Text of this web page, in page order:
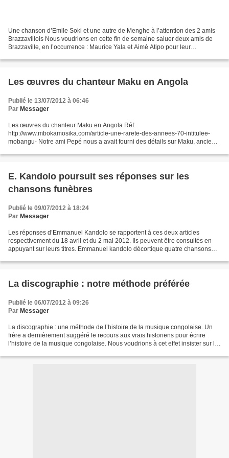
Une chanson d’Emile Soki et une autre de Menghe à l’attention des 2 amis
Brazzavillois Nous voudrions en cette fin de semaine saluer deux amis de
Brazzaville, en l’occurrence : Maurice Yala et Aimé Atipo pour leur
Les œuvres du chanteur Maku en Angola
Publié le 13/07/2012 à 06:46
Par Messager
Les œuvres du chanteur Maku en Angola Réf:
http://www.mbokamosika.com/article-une-rarete-des-annees-70-intitulee-
mobangu- Notre ami Pepé nous a avait fourni des détails sur Maku, ancien
E. Kandolo poursuit ses réponses sur les
chansons funèbres
Publié le 09/07/2012 à 18:24
Par Messager
Les réponses d’Emmanuel Kandolo se rapportent à ces deux articles
respectivement du 18 avril et du 2 mai 2012. Ils peuvent être consultés en
appuyant sur leurs titres. Emmanuel kandolo décortique quatre chansons
La discographie : notre méthode préférée
Publié le 06/07/2012 à 09:26
Par Messager
La discographie : une méthode de l’histoire de la musique congolaise. Un
frère a dernièrement suggéré le recours aux vrais historiens pour écrire
l’histoire de la musique congolaise. Nous voudrions à cet effet insister sur le